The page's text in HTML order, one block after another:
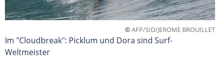
©AFP/SID/JEROME BROUILLET
Im "Cloudbreak": Picklum und Dora sind Surf-
Weltmeister